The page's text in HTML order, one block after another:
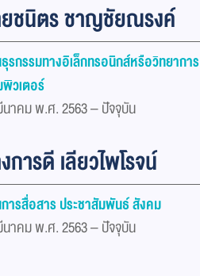
ชนิตร ชาญชัยณรงค์
รกรรมทางอิเล็กทรอนิกส์หรือวิทยาการ
วเตอร์
นาคม พ.ศ. 2563 – ปัจจุบัน
การดี เลียวไพโรจน์
ารสื่อสาร ประชาสัมพันธ์ สังคม
นาคม พ.ศ. 2563 – ปัจจุบัน